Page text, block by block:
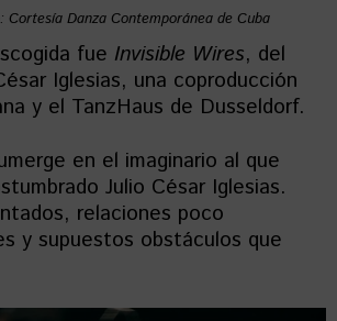
Cortesía Danza Contemporánea de Cuba
fue Invisible Wires, del
Iglesias, una coproducción
y el TanzHaus de Dusseldorf.
en el imaginario al que
Julio César Iglesias.
relaciones poco
y supuestos obstáculos que